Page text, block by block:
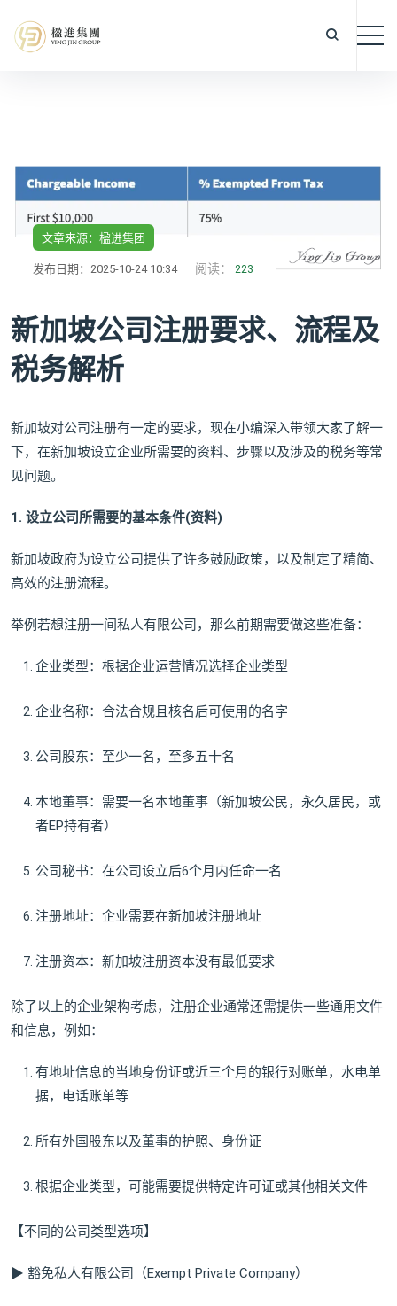
文章来源：楹进集团
发布日期：2025-10-24 10:34 阅读： 223
新加坡公司注册要求、流程及
税务解析
新加坡对公司注册有一定的要求，现在小编深入带领大家了解一
下，在新加坡设立企业所需要的资料、步骤以及涉及的税务等常
见问题。
1. 设立公司所需要的基本条件(资料)
新加坡政府为设立公司提供了许多鼓励政策，以及制定了精简、
高效的注册流程。
举例若想注册一间私人有限公司，那么前期需要做这些准备：
企业类型：根据企业运营情况选择企业类型
企业名称：合法合规且核名后可使用的名字
公司股东：至少一名，至多五十名
本地董事：需要一名本地董事（新加坡公民，永久居民，或
者EP持有者）
公司秘书：在公司设立后6个月内任命一名
注册地址：企业需要在新加坡注册地址
注册资本：新加坡注册资本没有最低要求
除了以上的企业架构考虑，注册企业通常还需提供一些通用文件
和信息，例如：
有地址信息的当地身份证或近三个月的银行对账单，水电单
据，电话账单等
所有外国股东以及董事的护照、身份证
根据企业类型，可能需要提供特定许可证或其他相关文件
【不同的公司类型选项】
▶ 豁免私人有限公司（Exempt Private Company）